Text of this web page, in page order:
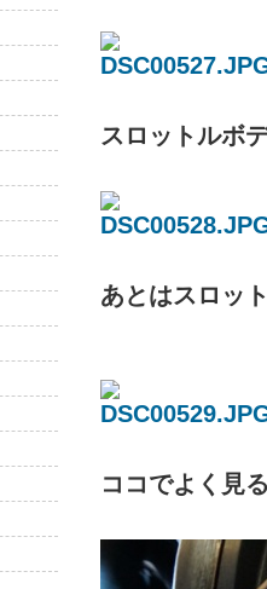
スロットルボ
あとはスロッ
ココでよく見